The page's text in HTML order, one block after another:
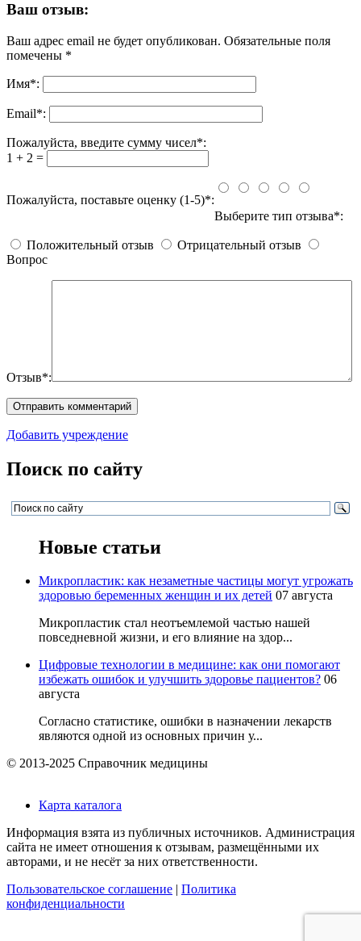
Ваш отзыв:
Ваш адрес email не будет опубликован. Обязательные поля
помечены *
Имя*:
Email*:
Пожалуйста, введите сумму чисел*:
1 + 2 =
Пожалуйста, поставьте оценку (1-5)*:
Выберите тип отзыва*:
Положительный отзыв
Отрицательный отзыв
Вопрос
Отзыв*:
Добавить учреждение
Поиск по сайту
Новые статьи
Микропластик: как незаметные частицы могут угрожать
здоровью беременных женщин и их детей 07 августа
Микропластик стал неотъемлемой частью нашей
повседневной жизни, и его влияние на здор...
Цифровые технологии в медицине: как они помогают
избежать ошибок и улучшить здоровье пациентов? 06
августа
Согласно статистике, ошибки в назначении лекарств
являются одной из основных причин у...
© 2013-2025 Справочник медицины
Карта каталога
Информация взята из публичных источников. Администрация
сайта не имеет отношения к отзывам, размещёнными их
авторами, и не несёт за них ответственности.
Пользовательское соглашение
Политика
конфиденциальности